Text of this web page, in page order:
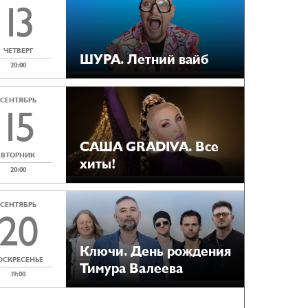
13
ЧЕТВЕРГ
20:00
ШУРА. Летний вайб
СЕНТЯБРЬ
15
ВТОРНИК
20:00
САША GRADIVA. Все
хиты!
СЕНТЯБРЬ
19:00
Ключи. День рождения
Тимура Валеева